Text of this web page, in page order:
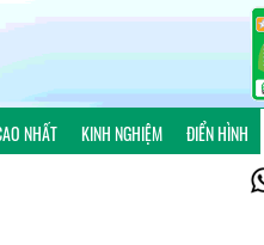
NHẤT KINH NGHIỆM ĐIỂN HÌNH